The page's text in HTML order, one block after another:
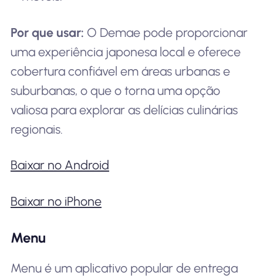
Por que usar: O Demae pode proporcionar
uma experiência japonesa local e oferece
cobertura confiável em áreas urbanas e
suburbanas, o que o torna uma opção
valiosa para explorar as delícias culinárias
regionais.
Baixar no Android
Baixar no iPhone
Menu
Menu é um aplicativo popular de entrega